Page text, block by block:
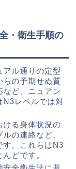
・衛生手順の
アル通りの定型
らの予期せぬ質
など、ニュアン
N3レベルでは対
ける身体状況の
の連絡など、
す。これらはN3
どです。